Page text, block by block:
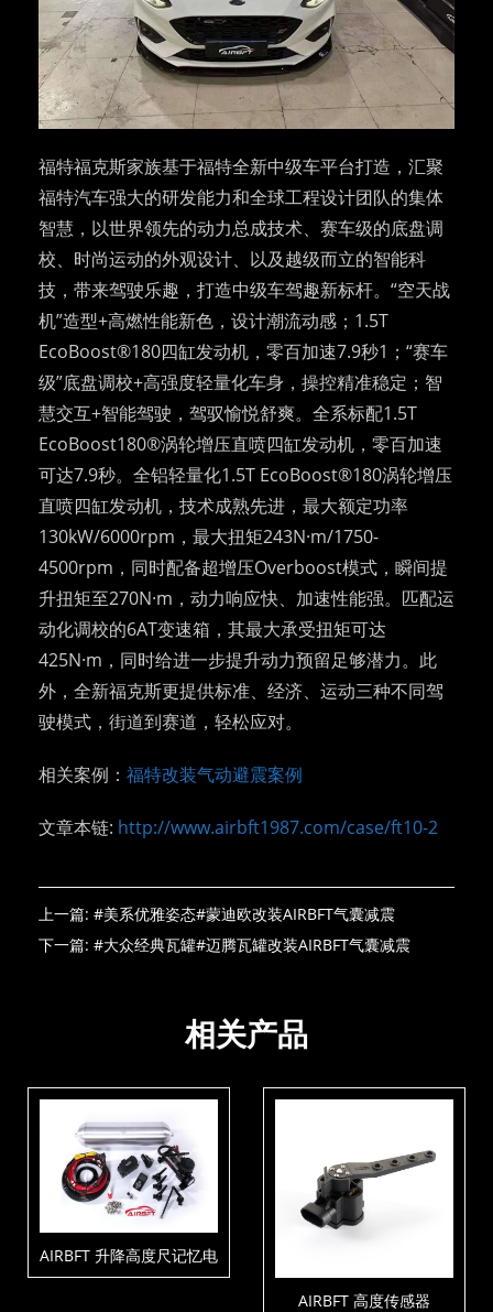
福特福克斯家族基于福特全新中级车平台打造，汇聚
福特汽车强大的研发能力和全球工程设计团队的集体
智慧，以世界领先的动力总成技术、赛车级的底盘调
校、时尚运动的外观设计、以及越级而立的智能科
技，带来驾驶乐趣，打造中级车驾趣新标杆。“空天战
机”造型+高燃性能新色，设计潮流动感；1.5T
EcoBoost®180四缸发动机，零百加速7.9秒1；“赛车
级”底盘调校+高强度轻量化车身，操控精准稳定；智
慧交互+智能驾驶，驾驭愉悦舒爽。全系标配1.5T
EcoBoost180®涡轮增压直喷四缸发动机，零百加速
可达7.9秒。全铝轻量化1.5T EcoBoost®180涡轮增压
直喷四缸发动机，技术成熟先进，最大额定功率
130kW/6000rpm，最大扭矩243N·m/1750-
4500rpm，同时配备超增压Overboost模式，瞬间提
升扭矩至270N·m，动力响应快、加速性能强。匹配运
动化调校的6AT变速箱，其最大承受扭矩可达
425N·m，同时给进一步提升动力预留足够潜力。此
外，全新福克斯更提供标准、经济、运动三种不同驾
驶模式，街道到赛道，轻松应对。
相关案例： 福特改装气动避震案例
文章本链: http://www.airbft1987.com/case/ft10-2
上一篇: #美系优雅姿态#蒙迪欧改装AIRBFT气囊减震
下一篇: #大众经典瓦罐#迈腾瓦罐改装AIRBFT气囊减震
相关产品
AIRBFT 升降高度尺记忆电
控套件V4-PH3-C1-T5
AIRBFT 高度传感器